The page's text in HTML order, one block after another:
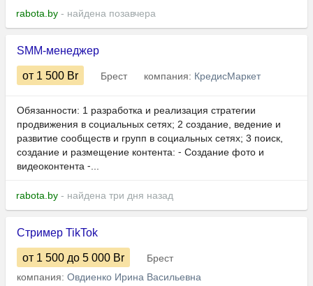
rabota.by - найдена позавчера
SMM-менеджер
от 1 500 Br Брест компания: КредисМаркет
Обязанности: ​​​​​1 разработка и реализация стратегии
продвижения в социальных сетях; 2 создание, ведение и
развитие сообществ и групп в социальных сетях; 3 поиск,
создание и размещение контента: ⁃ Создание фото и
видеоконтента ⁃...
rabota.by - найдена три дня назад
Стример TikTok
от 1 500 до 5 000 Br
Брест
компания: Овдиенко Ирина Васильевна